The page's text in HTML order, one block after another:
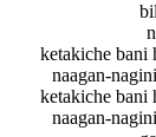
ketakiche bani
naagan-
ketakiche bani
naagan-